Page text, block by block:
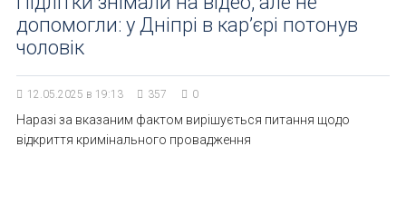
допомогли: у Дніпрі в кар’єрі потонув
чоловік
12.05.2025 в 19:13 357 0
Наразі за вказаним фактом вирішується питання щодо
відкриття кримінального провадження